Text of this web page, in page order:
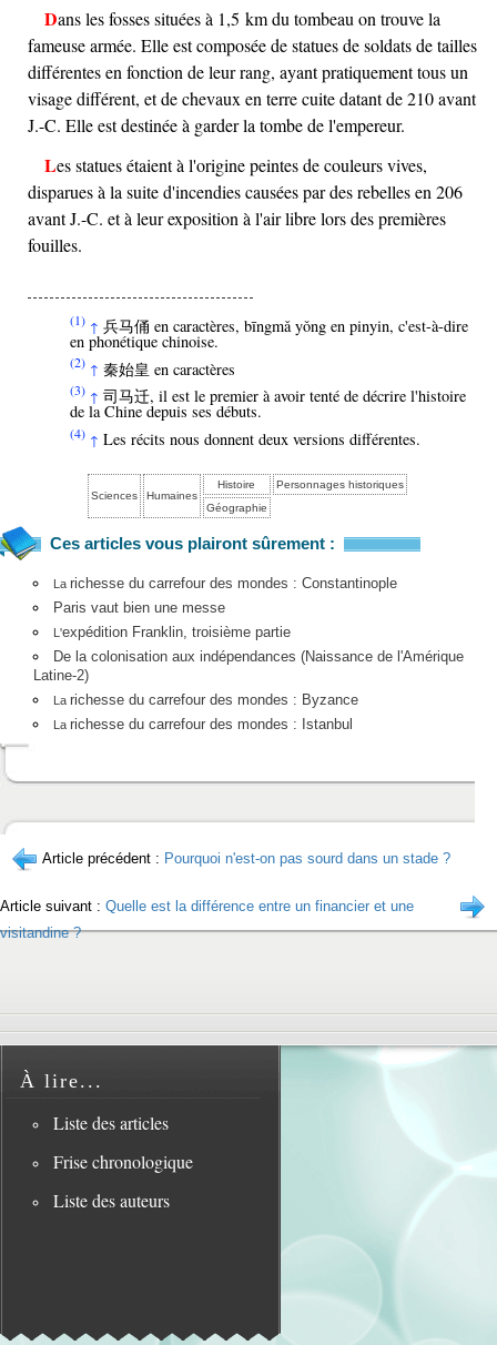
Dans les fosses situées à 1,5 km du tombeau on trouve la
fameuse armée. Elle est composée de statues de soldats de tailles
différentes en fonction de leur rang, ayant pratiquement tous un
visage différent, et de chevaux en terre cuite datant de 210 avant
J.-C. Elle est destinée à garder la tombe de l'empereur.
Les statues étaient à l'origine peintes de couleurs vives,
disparues à la suite d'incendies causées par des rebelles en 206
avant J.-C. et à leur exposition à l'air libre lors des premières
fouilles.
(1) ↑ 兵马俑 en caractères, bīngmǎ yǒng en pinyin, c'est-à-dire
en phonétique chinoise.
(2) ↑ 秦始皇 en caractères
(3) ↑ 司马迁, il est le premier à avoir tenté de décrire l'histoire
de la Chine depuis ses débuts.
(4) ↑ Les récits nous donnent deux versions différentes.
Sciences Humaines
Histoire
Personnages historiques
Géographie
Ces articles vous plairont sûrement :
La richesse du carrefour des mondes : Constantinople
Paris vaut bien une messe
L'expédition Franklin, troisième partie
De la colonisation aux indépendances (Naissance de l'Amérique
Latine-2)
La richesse du carrefour des mondes : Byzance
La richesse du carrefour des mondes : Istanbul
Article précédent : Pourquoi n'est-on pas sourd dans un stade ?
Article suivant : Quelle est la différence entre un financier et une
visitandine ?
À lire...
Liste des articles
Frise chronologique
Liste des auteurs